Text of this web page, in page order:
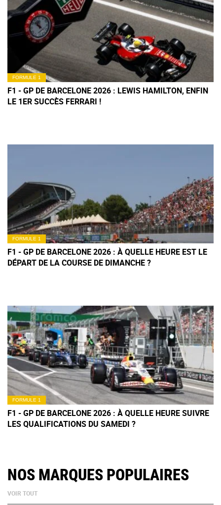
FORMULE 1
F1 - GP DE BARCELONE 2026 : LEWIS HAMILTON, ENFIN
LE 1ER SUCCÈS FERRARI !
FORMULE 1
F1 - GP DE BARCELONE 2026 : À QUELLE HEURE EST LE
DÉPART DE LA COURSE DE DIMANCHE ?
FORMULE 1
F1 - GP DE BARCELONE 2026 : À QUELLE HEURE SUIVRE
LES QUALIFICATIONS DU SAMEDI ?
NOS MARQUES POPULAIRES
VOIR TOUT